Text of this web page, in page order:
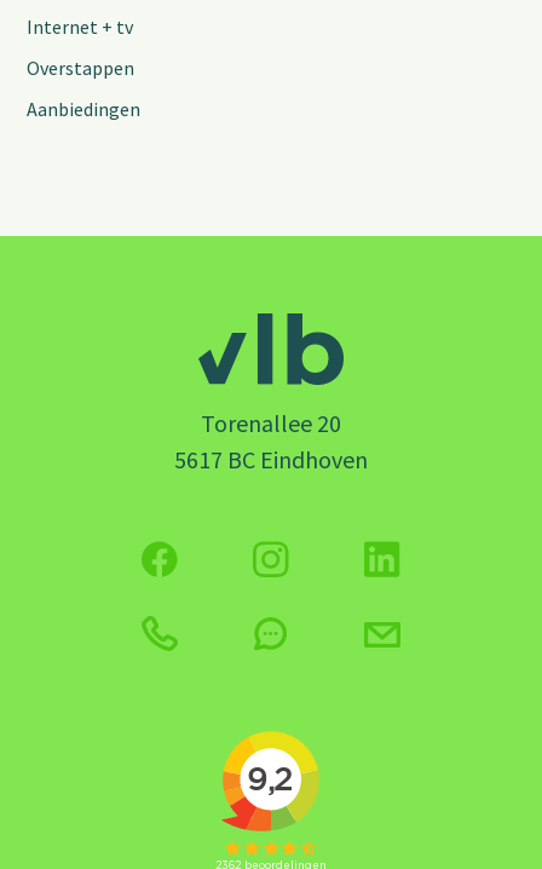
Internet + tv
Overstappen
Aanbiedingen
Torenallee 20
5617 BC Eindhoven